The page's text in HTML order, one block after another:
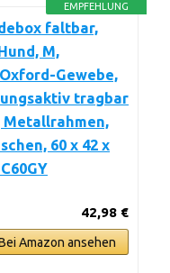
EMPFEHLUNG
faltbar,
M,
Gewebe,
tragbar
60 x 42 x
42,98 €
Amazon ansehen